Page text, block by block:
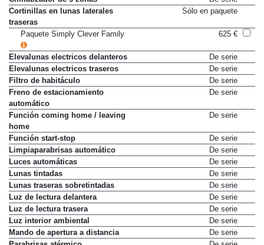
Climatizador de 3 zonas
De serie
Cortinillas en lunas laterales
traseras
Paquete Simply Clever Family
Elevalunas electricos delanteros
De serie
Elevalunas electricos traseros
De serie
Filtro de habitáculo
De serie
Freno de estacionamiento
automático
Función coming home / leaving
home
Función start-stop
De serie
Limpiaparabrisas automático
De serie
Luces automáticas
De serie
Lunas tintadas
De serie
Lunas traseras sobretintadas
De serie
Luz de lectura delantera
De serie
Luz de lectura trasera
De serie
Luz interior ambiental
De serie
Mando de apertura a distancia
De serie